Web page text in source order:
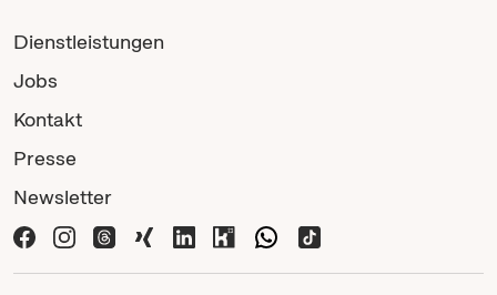
Dienstleistungen
Jobs
Kontakt
Presse
Newsletter